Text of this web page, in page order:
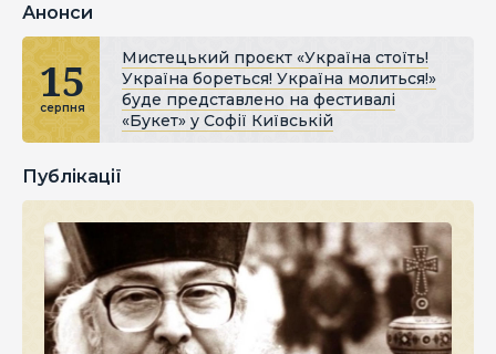
Анонси
15
серпня
Мистецький проєкт «Україна стоїть!
Україна бореться! Україна молиться!»
буде представлено на фестивалі
«Букет» у Софії Київській
Публікації